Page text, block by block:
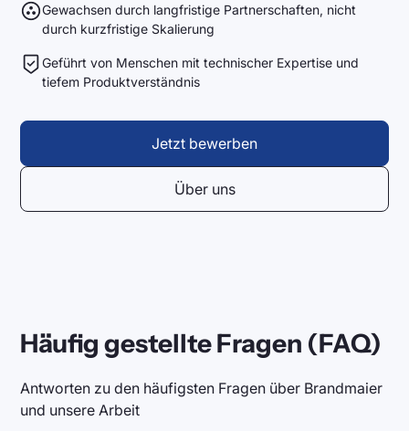
Gewachsen durch langfristige Partnerschaften, nicht
durch kurzfristige Skalierung
Geführt von Menschen mit technischer Expertise und
tiefem Produktverständnis
Jetzt bewerben
Über uns
Häufig gestellte Fragen (FAQ)
Antworten zu den häufigsten Fragen über Brandmaier
und unsere Arbeit